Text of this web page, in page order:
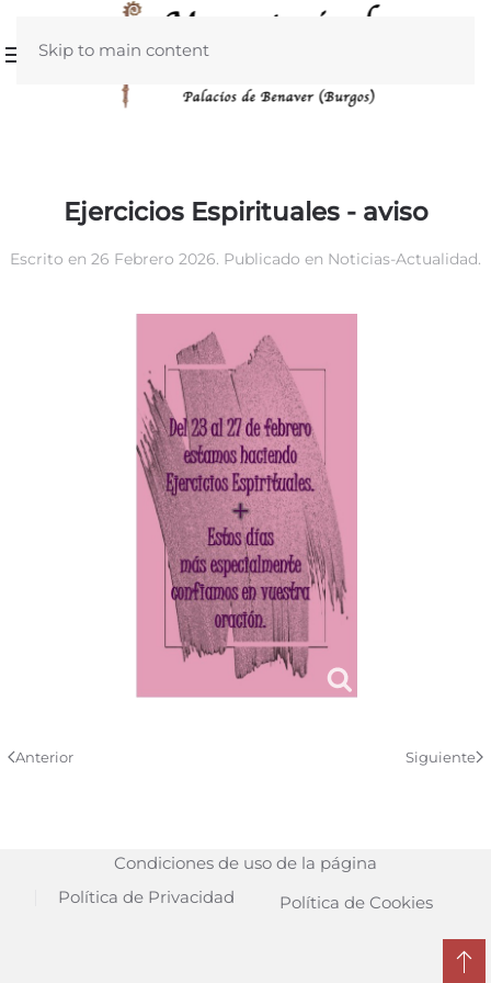
Skip to main content
Ejercicios Espirituales - aviso
Escrito en 26 Febrero 2026. Publicado en Noticias-Actualidad.
Anterior Siguiente
Condiciones de uso de la página
Política de Privacidad
Política de Cookies